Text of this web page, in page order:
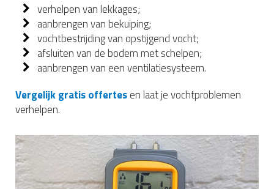
verhelpen van lekkages;
aanbrengen van bekuiping;
vochtbestrijding van opstijgend vocht;
afsluiten van de bodem met schelpen;
aanbrengen van een ventilatiesysteem.
Vergelijk gratis offertesen laat je vochtproblemen
verhelpen.